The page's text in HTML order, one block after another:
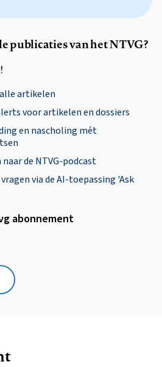
publicaties van het NTVG?
artikelen
voor artikelen en dossiers
en nascholing mét
de NTVG-podcast
via de AI-toepassing 'Ask
abonnement